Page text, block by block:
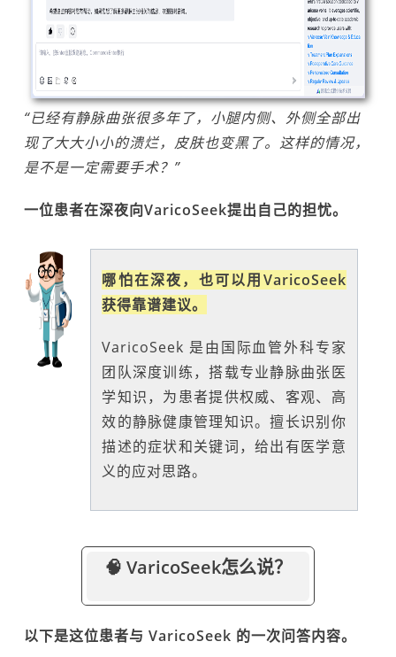
“已经有静脉曲张很多年了，小腿内侧、外侧全部出
现了大大小小的溃烂，皮肤也变黑了。这样的情况，
是不是一定需要手术？”
一位患者在深夜向VaricoSeek提出自己的担忧。
哪怕在深夜，也可以用VaricoSeek
获得靠谱建议。
VaricoSeek 是由国际血管外科专家
团队深度训练，搭载专业静脉曲张医
学知识，为患者提供权威、客观、高
效的静脉健康管理知识。擅长识别你
描述的症状和关键词，给出有医学意
义的应对思路。
🧠 VaricoSeek怎么说？
以下是这位患者与 VaricoSeek 的一次问答内容。